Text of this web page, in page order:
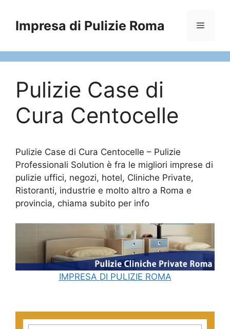
contenuto
Impresa di Pulizie Roma Menu
Pulizie Case di
Cura Centocelle
Pulizie Case di Cura Centocelle – Pulizie
Professionali Solution è fra le migliori imprese di
pulizie uffici, negozi, hotel, Cliniche Private,
Ristoranti, industrie e molto altro a Roma e
provincia, chiama subito per info
IMPRESA DI PULIZIE ROMA